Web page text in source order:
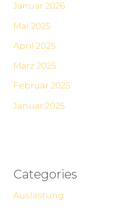
Januar 2026
Mai 2025
April 2025
März 2025
Februar 2025
Januar 2025
Categories
Auslastung